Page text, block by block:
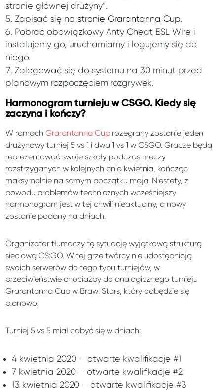
stronie głównej drużyny”.
Zapisać się na stronie Grarantanna Cup.
Pobrać obowiązkowy Anty Cheat ESL Wire i
instalujemy go, uruchamiamy i logujemy się do
niego.
Zalogować się do systemu na 30 minut przed
planowym rozpoczęciem rozgrywek.
Harmonogram turnieju w CSGO. Kiedy się
zaczyna i kończy?
W ramachGrarantanna Cup rozegrany zostanie jeden
drużynowy turniej 5 vs 1 i dwa 1 vs 1 w CSGO. Gracze będą
reprezentować swoje szkoły podczas meczy
rozstrzyganych w kolejnych dnia kwietnia, kończąc
maksymalnie na samym początku maja. Niestety, z
powodu problemów technicznych wcześniejszy
harmonogram jest w tej chwili nieaktualny, a nowy
zostanie podany na dniach.
Organizator tłumaczy tę sytuację wyjątkową strukturą
sieciową CS:GO. W tej grze twórcy nie udostępniają
swoich serwerów do tego typu turniejów, w
przeciwieństwie chociażby do analogicznego turnieju
Grarantanna Cup w Brawl Stars, który odbędzie się
planowo.
Turniej 5 vs 5 miał odbyć się w dniach:
4 kwietnia 2020 – otwarte kwalifikacje #1
7 kwietnia 2020 – otwarte kwalifikacje #2
13 kwietnia 2020 – otwarte kwalifikacje #3